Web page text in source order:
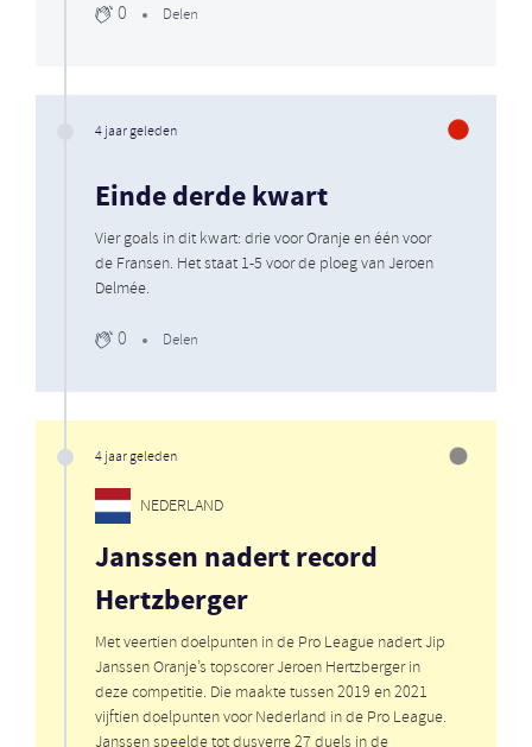
0 Delen
4 jaar geleden
Einde derde kwart
Vier goals in dit kwart: drie voor Oranje en één voor
de Fransen. Het staat 1-5 voor de ploeg van Jeroen
Delmée.
0 Delen
4 jaar geleden
NEDERLAND
Janssen nadert record
Hertzberger
Met veertien doelpunten in de Pro League nadert Jip
Janssen Oranje’s topscorer Jeroen Hertzberger in
deze competitie. Die maakte tussen 2019 en 2021
vijftien doelpunten voor Nederland in de Pro League.